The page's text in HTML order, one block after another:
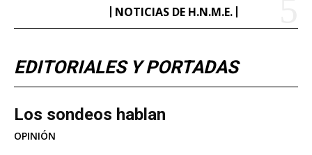
NOTICIAS DE H.N.M.E.
EDITORIALES Y PORTADAS
Los sondeos hablan
OPINIÓN